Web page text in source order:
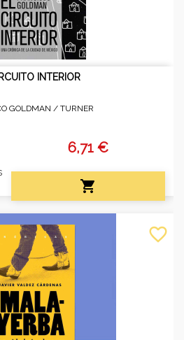
INTERIOR
GOLDMAN / TURNER
6,71 €

favorite_border